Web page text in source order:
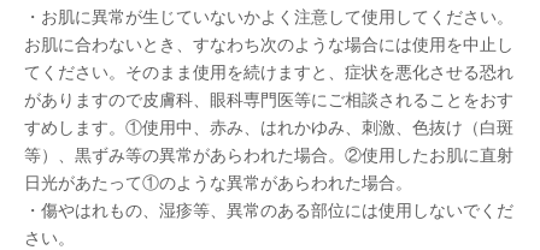
・お肌に異常が生じていないかよく注意して使用してください。
お肌に合わないとき、すなわち次のような場合には使用を中止し
てください。そのまま使用を続けますと、症状を悪化させる恐れ
がありますので皮膚科、眼科専門医等にご相談されることをおす
すめします。①使用中、赤み、はれかゆみ、刺激、色抜け（白斑
等）、黒ずみ等の異常があらわれた場合。②使用したお肌に直射
日光があたって①のような異常があらわれた場合。
・傷やはれもの、湿疹等、異常のある部位には使用しないでくだ
さい。